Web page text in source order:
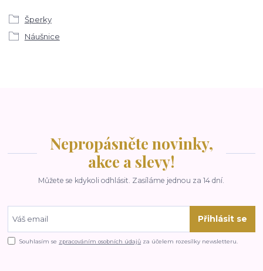
Šperky
Náušnice
Nepropásněte novinky,
akce a slevy!
Můžete se kdykoli odhlásit. Zasíláme jednou za 14 dní.
Přihlásit se
Souhlasím se zpracováním osobních údajů za účelem rozesílky newsletteru.